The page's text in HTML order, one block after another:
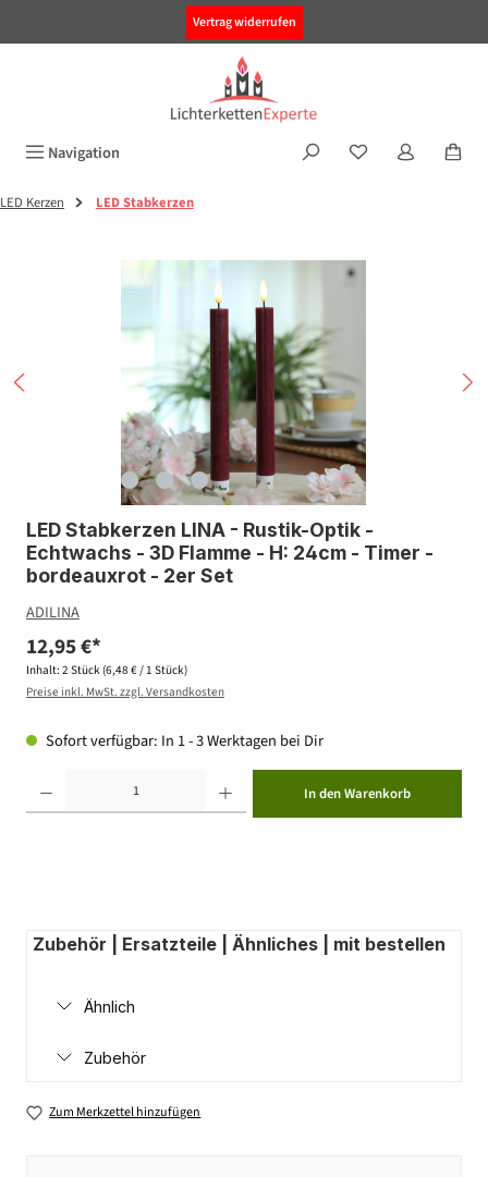
Vertrag widerrufen
Navigation
LED Kerzen LED Stabkerzen
LED Stabkerzen LINA - Rustik-Optik -
Echtwachs - 3D Flamme - H: 24cm - Timer -
bordeauxrot - 2er Set
ADILINA
12,95 €*
Inhalt: 2 Stück (6,48 € / 1 Stück)
Preise inkl. MwSt. zzgl. Versandkosten
Sofort verfügbar: In 1 - 3 Werktagen bei Dir
In den Warenkorb
Zubehör | Ersatzteile | Ähnliches | mit bestellen
Ähnlich
Zubehör
Zum Merkzettel hinzufügen